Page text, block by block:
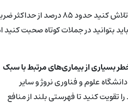
مهم‌ترین چیز شمارش دقیقه‌ها نیست بلکه میزان تلاش قلب شماست. اگر مانیتور دارید تلاش کنید حدود ۸۵
بتوانید در جملات کوتاه صحبت کنید
بسیاری از بیماری‌های مرتبط با سبک
علوم و فناوری نروژ و سایر
کنید تا فهرستی بلند از منافع